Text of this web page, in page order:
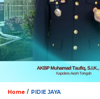
Home / PIDIE JAYA